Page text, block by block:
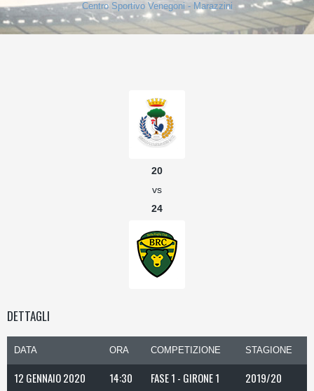
Centro Sportivo Venegoni - Marazzini
20
vs
24
DETTAGLI
DATA ORA COMPETIZIONE STAGIONE
12 GENNAIO 2020 14:30 FASE 1 - GIRONE 1 2019/20